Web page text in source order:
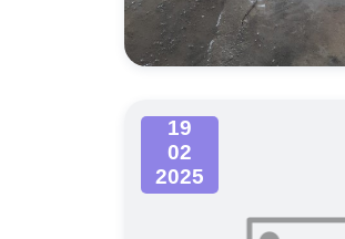
Муниципальный контроль
19
02
2025